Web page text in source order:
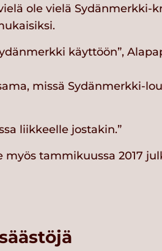
ole vielä Sydänmerkki-
käyttöön”,
missä Sydänmerkki-
liikkeelle jostakin.”
tammikuussa 2017